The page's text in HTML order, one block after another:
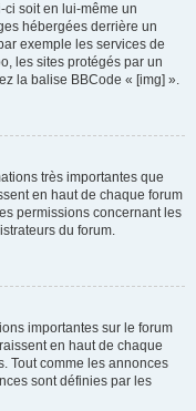
soit en lui-même un
hébergées derrière un
exemple les services de
les sites protégés par un
la balise BBCode « [img] ».
très importantes que
en haut de chaque forum
permissions concernant les
du forum.
importantes sur le forum
en haut de chaque
Tout comme les annonces
sont définies par les